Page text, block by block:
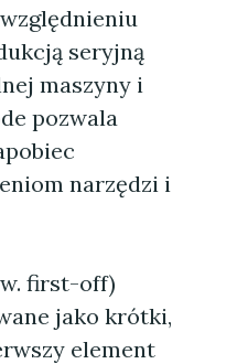
seryjną
maszyny i
pozwala
narzędzi i
first-off)
jako krótki,
element